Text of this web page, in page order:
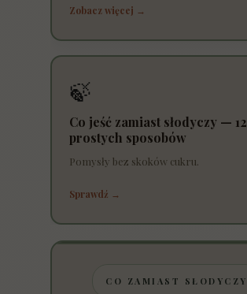
Zobacz więcej →
🍃
Co jeść zamiast słodyczy — 12
prostych sposobów
Pomysły bez skoków cukru.
Sprawdź →
CO ZAMIAST SŁODYCZY